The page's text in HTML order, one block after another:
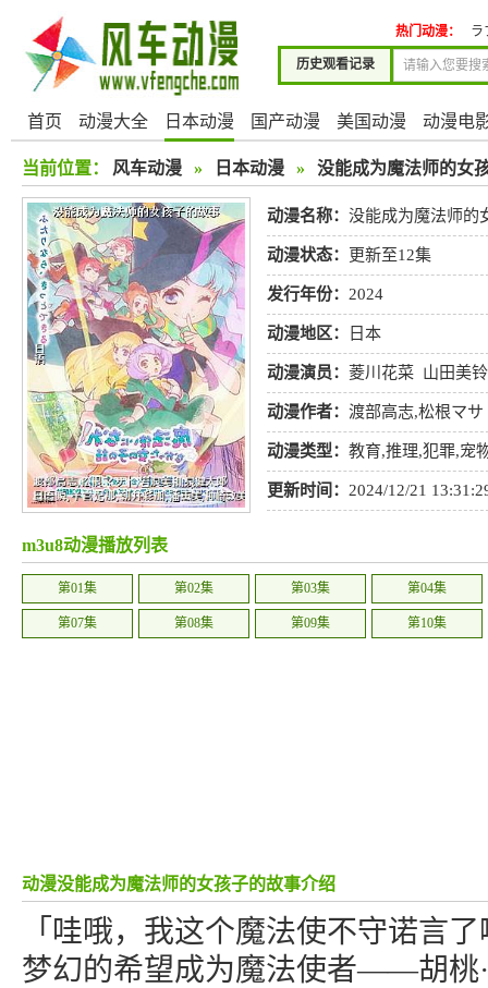
历史观看记录
热门动漫： ラ
首页 动漫大全 日本动漫 国产动漫 美国动漫 动漫电
当前位置： 风车动漫 » 日本动漫 » 没能成为魔法师的女
动漫名称： 没能成为魔法师的
动漫状态： 更新至12集
发行年份： 2024
动漫地区： 日本
动漫演员： 菱川花菜 山田美铃
动漫作者： 渡部高志,松根マ
动漫类型： 教育,推理,犯罪,宠
探,魔法,日语
更新时间： 2024/12/21
m3u8动漫播放列表
第01集 第02集 第03集 第04集
第07集 第08集 第09集 第10集
动漫没能成为魔法师的女孩子的故事介绍
「哇哦，我这个魔法使不守诺言
梦幻的希望成为魔法使者——胡桃